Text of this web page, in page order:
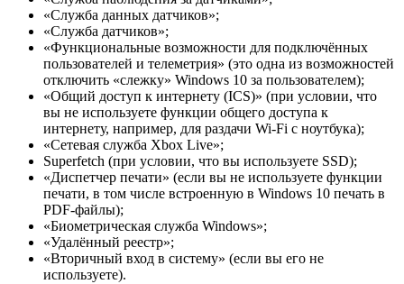
«Служба данных датчиков»;
«Служба датчиков»;
«Функциональные возможности для подключённых
пользователей и телеметрия» (это одна из возможностей
отключить «слежку» Windows 10 за пользователем);
«Общий доступ к интернету (ICS)» (при условии, что
вы не используете функции общего доступа к
интернету, например, для раздачи Wi-Fi с ноутбука);
«Сетевая служба Xbox Live»;
Superfetch (при условии, что вы используете SSD);
«Диспетчер печати» (если вы не используете функции
печати, в том числе встроенную в Windows 10 печать в
PDF-файлы);
«Биометрическая служба Windows»;
«Удалённый реестр»;
«Вторичный вход в систему» (если вы его не
используете).